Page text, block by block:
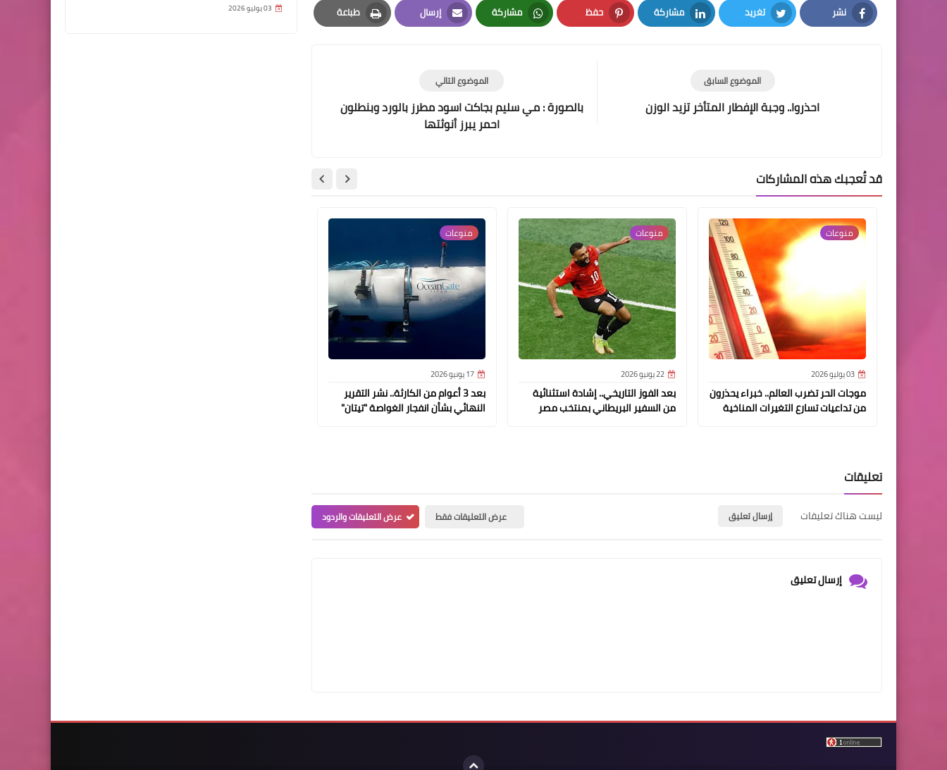
نشر
Facebook
تغريد
Twitter
مشاركة
LinkedIn
حفظ
Pinterest
مشاركة
Whatsapp
إرسال
Email
طباعة
Print
الموضوع التالي
بالصورة : مي سليم بجاكت اسود مطرز بالورد وبنطلون
احمر يبرز أنوثتها
الموضوع السابق
احذروا.. وجبة الإفطار المتأخر تزيد الوزن
قد تُعجبك هذه المشاركات
منوعات
03 يوليو 2026
موجات الحر تضرب العالم.. خبراء يحذرون
من تداعيات تسارع التغيرات المناخية
منوعات
22 يونيو 2026
بعد الفوز التاريخي.. إشادة استثنائية
من السفير البريطاني بمنتخب مصر
منوعات
17 يونيو 2026
بعد 3 أعوام من الكارثة.. نشر التقرير
النهائي بشأن انفجار الغواصة "تيتان"
تعليقات
ليست هناك تعليقات إرسال تعليق عرض التعليقات فقط عرض التعليقات والردود
إرسال تعليق
03 يوليو 2026